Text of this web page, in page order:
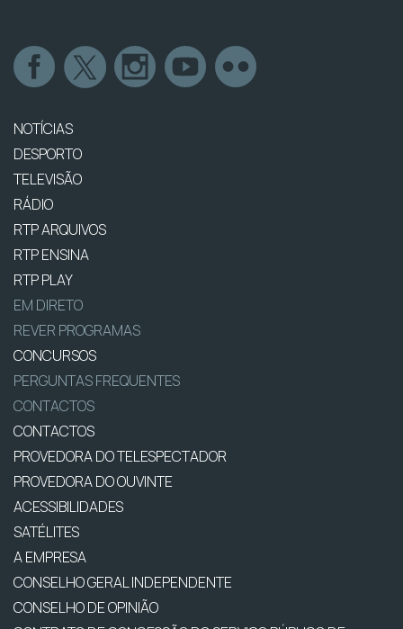
NOTÍCIAS
DESPORTO
TELEVISÃO
RÁDIO
RTP ARQUIVOS
RTP ENSINA
RTP PLAY
EM DIRETO
REVER PROGRAMAS
CONCURSOS
PERGUNTAS FREQUENTES
CONTACTOS
CONTACTOS
PROVEDORA DO TELESPECTADOR
PROVEDORA DO OUVINTE
ACESSIBILIDADES
SATÉLITES
A EMPRESA
CONSELHO GERAL INDEPENDENTE
CONSELHO DE OPINIÃO